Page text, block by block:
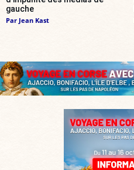
gauche
Par Jean Kast